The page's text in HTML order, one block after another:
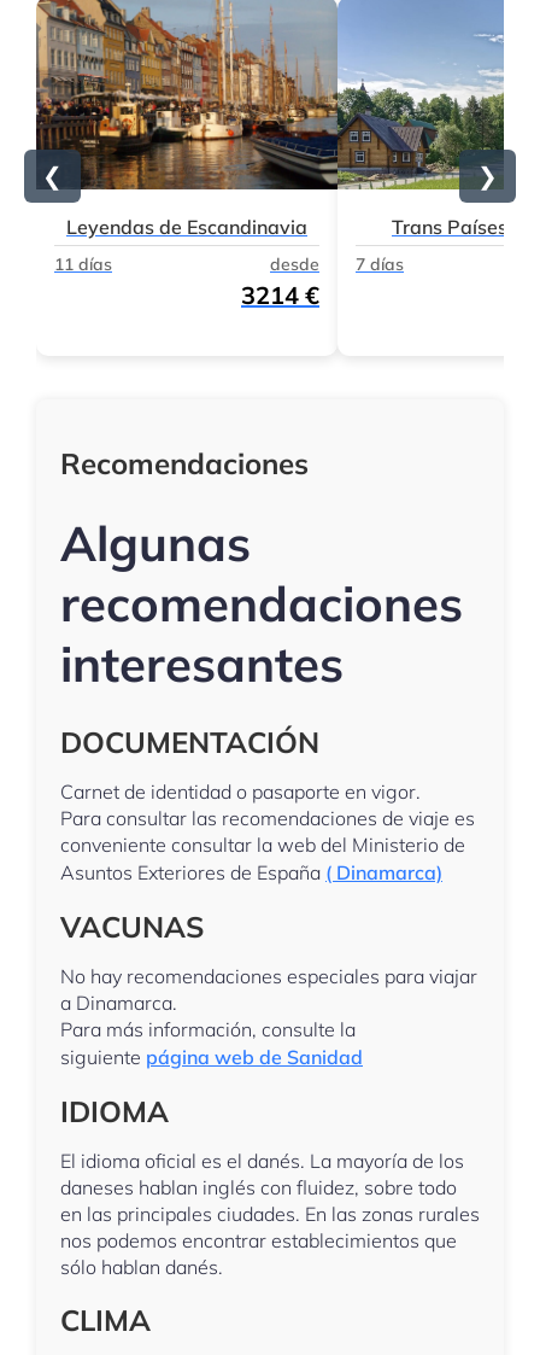
❮
Leyendas de Escandinavia
11 días desde
3214 €
Trans Países
7 días
❯
Recomendaciones
Algunas
recomendaciones
interesantes
DOCUMENTACIÓN
Carnet de identidad o pasaporte en vigor.
Para consultar las recomendaciones de viaje es
conveniente consultar la web del Ministerio de
Asuntos Exteriores de España ( Dinamarca)
VACUNAS
No hay recomendaciones especiales para viajar
a Dinamarca.
Para más información, consulte la
siguiente página web de Sanidad
IDIOMA
El idioma oficial es el danés. La mayoría de los
daneses hablan inglés con fluidez, sobre todo
en las principales ciudades. En las zonas rurales
nos podemos encontrar establecimientos que
sólo hablan danés.
CLIMA